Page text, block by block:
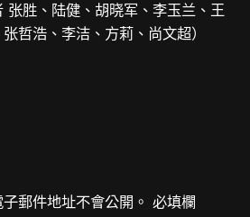
张胜、陆健、胡晓军、李玉兰、王
哲浩、李洁、方莉、尚文超）
郵件地址不會公開。 必填欄